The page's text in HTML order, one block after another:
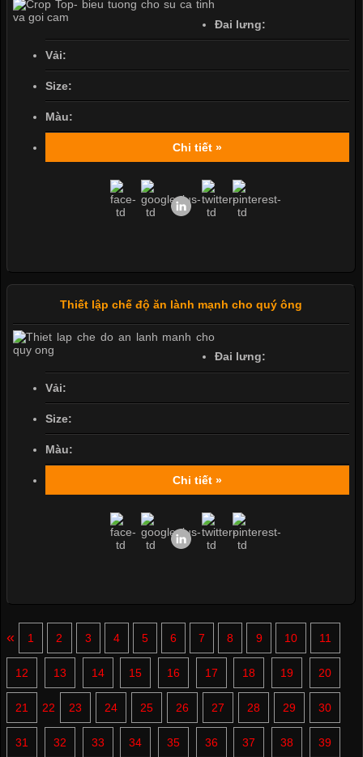
Đai lưng:
Vải:
Size:
Màu:
Chi tiết »
Thiết lập chế độ ăn lành mạnh cho quý ông
Đai lưng:
Vải:
Size:
Màu:
Chi tiết »
« 1 2 3 4 5 6 7 8 9 10 11
12 13 14 15 16 17 18 19 20
21 22 23 24 25 26 27 28 29 30
31 32 33 34 35 36 37 38 39